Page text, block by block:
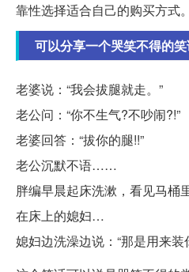
靠性选择适合自己的购买方式。
可以分享一个哭笑不得的
老婆说：“我会拔腿就走。”
老公问：“你不生气?不吵闹?!”
老婆回答：“拔你的腿!!”
老公沉默不语……
胖编早晨起床洗漱，看见马桶
在床上的媳妇…
媳妇边洗澡边说：“那是用来装